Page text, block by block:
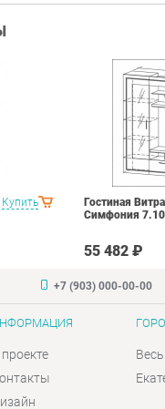
Купить
Гостиная Витра
Симфония 7.10
55 482 ₽
+7 (903) 000-00-00